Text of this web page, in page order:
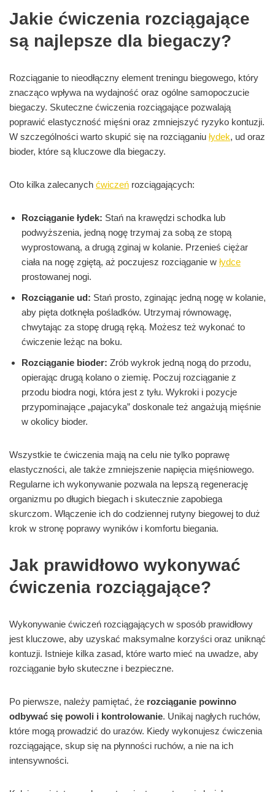
Jakie ćwiczenia rozciągające
są najlepsze dla biegaczy?
Rozciąganie to nieodłączny element treningu biegowego, który
znacząco wpływa na wydajność oraz ogólne samopoczucie
biegaczy. Skuteczne ćwiczenia rozciągające pozwalają
poprawić elastyczność mięśni oraz zmniejszyć ryzyko kontuzji.
W szczególności warto skupić się na rozciąganiu łydek, ud oraz
bioder, które są kluczowe dla biegaczy.
Oto kilka zalecanych ćwiczeń rozciągających:
Rozciąganie łydek: Stań na krawędzi schodka lub
podwyższenia, jedną nogę trzymaj za sobą ze stopą
wyprostowaną, a drugą zginaj w kolanie. Przenieś ciężar
ciała na nogę zgiętą, aż poczujesz rozciąganie w łydce
prostowanej nogi.
Rozciąganie ud: Stań prosto, zginając jedną nogę w kolanie,
aby pięta dotknęła pośladków. Utrzymaj równowagę,
chwytając za stopę drugą ręką. Możesz też wykonać to
ćwiczenie leżąc na boku.
Rozciąganie bioder: Zrób wykrok jedną nogą do przodu,
opierając drugą kolano o ziemię. Poczuj rozciąganie z
przodu biodra nogi, która jest z tyłu. Wykroki i pozycje
przypominające „pajacyka” doskonale też angażują mięśnie
w okolicy bioder.
Wszystkie te ćwiczenia mają na celu nie tylko poprawę
elastyczności, ale także zmniejszenie napięcia mięśniowego.
Regularne ich wykonywanie pozwala na lepszą regenerację
organizmu po długich biegach i skutecznie zapobiega
skurczom. Włączenie ich do codziennej rutyny biegowej to duż
krok w stronę poprawy wyników i komfortu biegania.
Jak prawidłowo wykonywać
ćwiczenia rozciągające?
Wykonywanie ćwiczeń rozciągających w sposób prawidłowy
jest kluczowe, aby uzyskać maksymalne korzyści oraz uniknąć
kontuzji. Istnieje kilka zasad, które warto mieć na uwadze, aby
rozciąganie było skuteczne i bezpieczne.
Po pierwsze, należy pamiętać, że rozciąganie powinno
odbywać się powoli i kontrolowanie. Unikaj nagłych ruchów,
które mogą prowadzić do urazów. Kiedy wykonujesz ćwiczenia
rozciągające, skup się na płynności ruchów, a nie na ich
intensywności.